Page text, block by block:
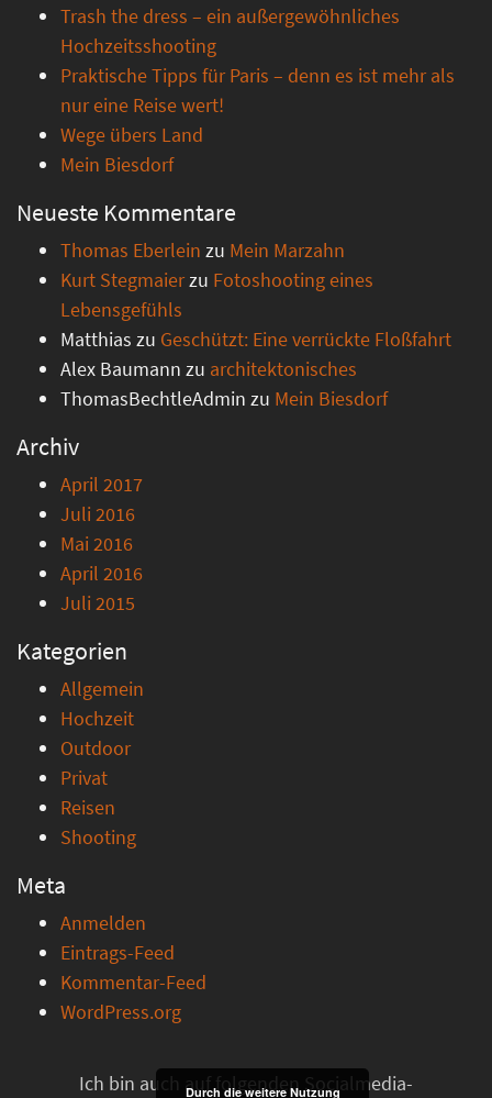
Trash the dress – ein außergewöhnliches
Hochzeitsshooting
Praktische Tipps für Paris – denn es ist mehr als
nur eine Reise wert!
Wege übers Land
Mein Biesdorf
Neueste Kommentare
Thomas Eberlein zu Mein Marzahn
Kurt Stegmaierzu Fotoshooting eines
Lebensgefühls
Matthias zu Geschützt: Eine verrückte Floßfahrt
Alex Baumann zu architektonisches
ThomasBechtleAdmin zu Mein Biesdorf
Archiv
April 2017
Juli 2016
Mai 2016
April 2016
Juli 2015
Kategorien
Allgemein
Hochzeit
Outdoor
Privat
Reisen
Shooting
Meta
Anmelden
Eintrags-Feed
Kommentar-Feed
WordPress.org
Ich bin auch auf folgenden Socialmedia-
Durch die weitere Nutzung